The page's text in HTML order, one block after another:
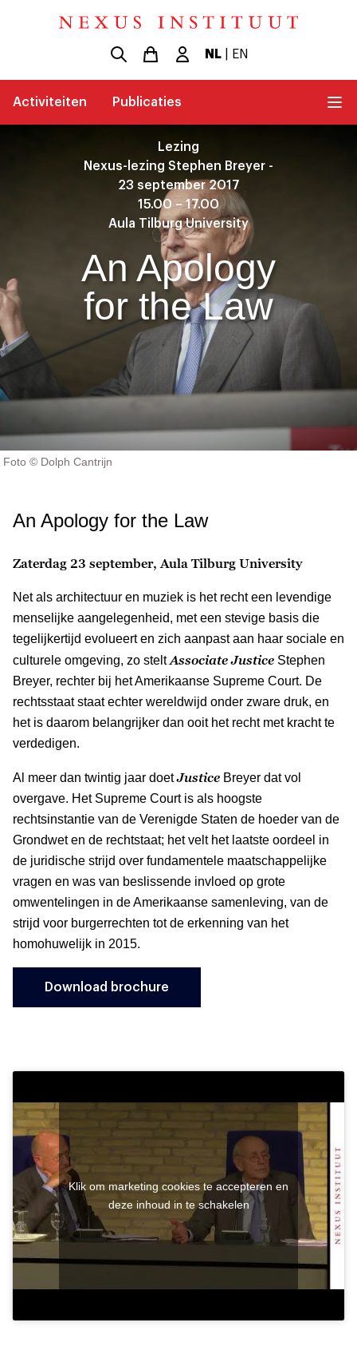
NL| EN
Activiteiten Publicaties
Lezing
Nexus-lezing Stephen Breyer -
23 september 2017
15.00 – 17.00
Aula Tilburg University
An Apology
for the Law
Foto © Dolph Cantrijn
An Apology for the Law
Zaterdag 23 september, Aula Tilburg University
Net als architectuur en muziek is het recht een levendige
menselijke aangelegenheid, met een stevige basis die
tegelijkertijd evolueert en zich aanpast aan haar sociale en
culturele omgeving, zo stelt Associate Justice Stephen
Breyer, rechter bij het Amerikaanse Supreme Court. De
rechtsstaat staat echter wereldwijd onder zware druk, en
het is daarom belangrijker dan ooit het recht met kracht te
verdedigen.
Al meer dan twintig jaar doetJustice Breyer dat vol
overgave. Het Supreme Court is als hoogste
rechtsinstantie van de Verenigde Staten de hoeder van de
Grondwet en de rechtstaat; het velt het laatste oordeel in
de juridische strijd over fundamentele maatschappelijke
vragen en was van beslissende invloed op grote
omwentelingen in de Amerikaanse samenleving, van de
strijd voor burgerrechten tot de erkenning van het
homohuwelijk in 2015.
Download brochure
Klik om marketing cookies te accepteren en
deze inhoud in te schakelen